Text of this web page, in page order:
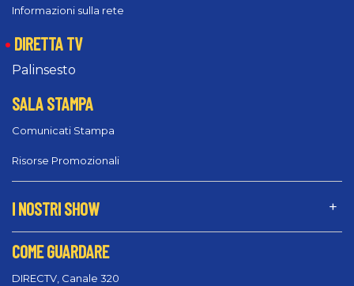
Informazioni sulla rete
DIRETTA TV
Palinsesto
SALA STAMPA
Comunicati Stampa
Risorse Promozionali
I NOSTRI SHOW
COME GUARDARE
DIRECTV, Canale 320